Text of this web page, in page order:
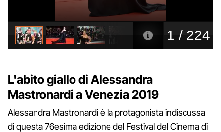
L'abito giallo di Alessandra
Mastronardi a Venezia 2019
Alessandra Mastronardi è la protagonista indiscussa
di questa 76esima edizione del Festival del Cinema di